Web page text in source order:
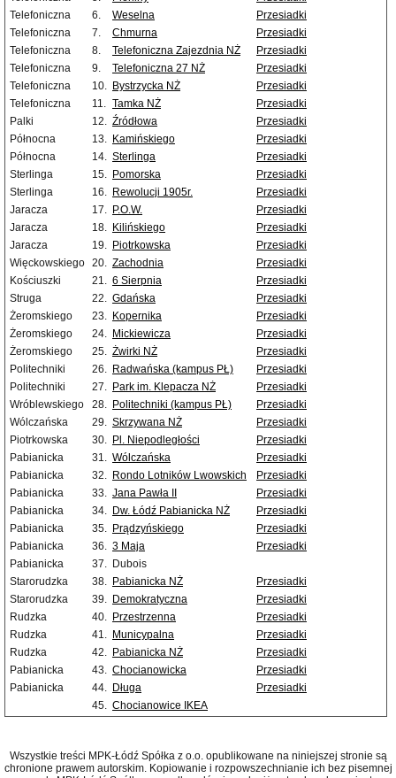
Telefoniczna
6. Weselna
Przesiadki
Telefoniczna
7. Chmurna
Przesiadki
Telefoniczna
8. Telefoniczna Zajezdnia NŻ
Przesiadki
Telefoniczna
9. Telefoniczna 27 NŻ
Przesiadki
Telefoniczna
10. Bystrzycka NŻ
Przesiadki
Telefoniczna
11. Tamka NŻ
Przesiadki
Palki
12. Źródłowa
Przesiadki
Północna
13. Kamińskiego
Przesiadki
Północna
14. Sterlinga
Przesiadki
Sterlinga
15. Pomorska
Przesiadki
Sterlinga
16. Rewolucji 1905r.
Przesiadki
Jaracza
17. P.O.W.
Przesiadki
Jaracza
18. Kilińskiego
Przesiadki
Jaracza
19. Piotrkowska
Przesiadki
Więckowskiego 20. Zachodnia
Przesiadki
Kościuszki
21. 6 Sierpnia
Przesiadki
Struga
22. Gdańska
Przesiadki
Żeromskiego
23. Kopernika
Przesiadki
Żeromskiego
24. Mickiewicza
Przesiadki
Żeromskiego
25. Żwirki NŻ
Przesiadki
Politechniki
26. Radwańska (kampus PŁ)
Przesiadki
Politechniki
27. Park im. Klepacza NŻ
Przesiadki
Wróblewskiego
28. Politechniki (kampus PŁ)
Przesiadki
Wólczańska
29. Skrzywana NŻ
Przesiadki
Piotrkowska
30. Pl. Niepodległości
Przesiadki
Pabianicka
31. Wólczańska
Przesiadki
Pabianicka
32. Rondo Lotników Lwowskich
Przesiadki
Pabianicka
33. Jana Pawła II
Przesiadki
Pabianicka
34. Dw. Łódź Pabianicka NŻ
Przesiadki
Pabianicka
35. Prądzyńskiego
Przesiadki
Pabianicka
36. 3 Maja
Przesiadki
Pabianicka
37. Dubois
Starorudzka
38. Pabianicka NŻ
Przesiadki
Starorudzka
39. Demokratyczna
Przesiadki
Rudzka
40. Przestrzenna
Przesiadki
Rudzka
41. Municypalna
Przesiadki
Rudzka
42. Pabianicka NŻ
Przesiadki
Pabianicka
43. Chocianowicka
Przesiadki
Pabianicka
44. Długa
Przesiadki
45. Chocianowice IKEA
Wszystkie treści MPK-Łódź Spółka z o.o. opublikowane na niniejszej stronie są
chronione prawem autorskim. Kopiowanie i rozpowszechnianie ich bez pisemnej